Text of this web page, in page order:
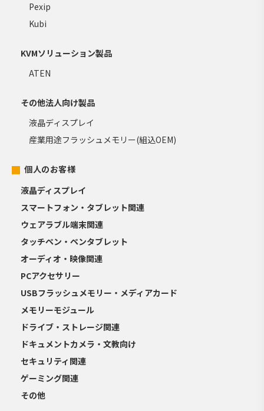
Pexip
Kubi
KVMソリューション製品
ATEN
その他法人向け製品
液晶ディスプレイ
産業用途フラッシュメモリー(組込OEM)
個人のお客様
液晶ディスプレイ
スマートフォン・タブレット関連
ウェアラブル端末関連
タッチペン・ペンタブレット
オーディオ・映像関連
PCアクセサリー
USBフラッシュメモリー・メディアカード
メモリーモジュール
ドライブ・ストレージ関連
ドキュメントカメラ・文教向け
セキュリティ関連
ゲーミング関連
その他